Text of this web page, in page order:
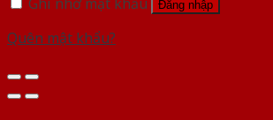
Đăng nhập
Quên mật khẩu?